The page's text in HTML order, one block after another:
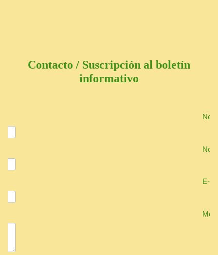
Contacto / Suscripción al boletín
informativo
E-